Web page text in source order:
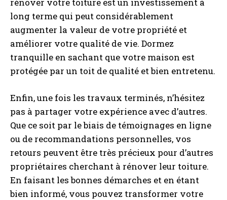
long terme qui peut considérablement
augmenter la valeur de votre propriété et
améliorer votre qualité de vie. Dormez
tranquille en sachant que votre maison est
protégée par un toit de qualité et bien entretenu.
Enfin, une fois les travaux terminés, n’hésitez
pas à partager votre expérience avec d’autres.
Que ce soit par le biais de témoignages en ligne
ou de recommandations personnelles, vos
retours peuvent être très précieux pour d’autres
propriétaires cherchant à rénover leur toiture.
En faisant les bonnes démarches et en étant
bien informé, vous pouvez transformer votre